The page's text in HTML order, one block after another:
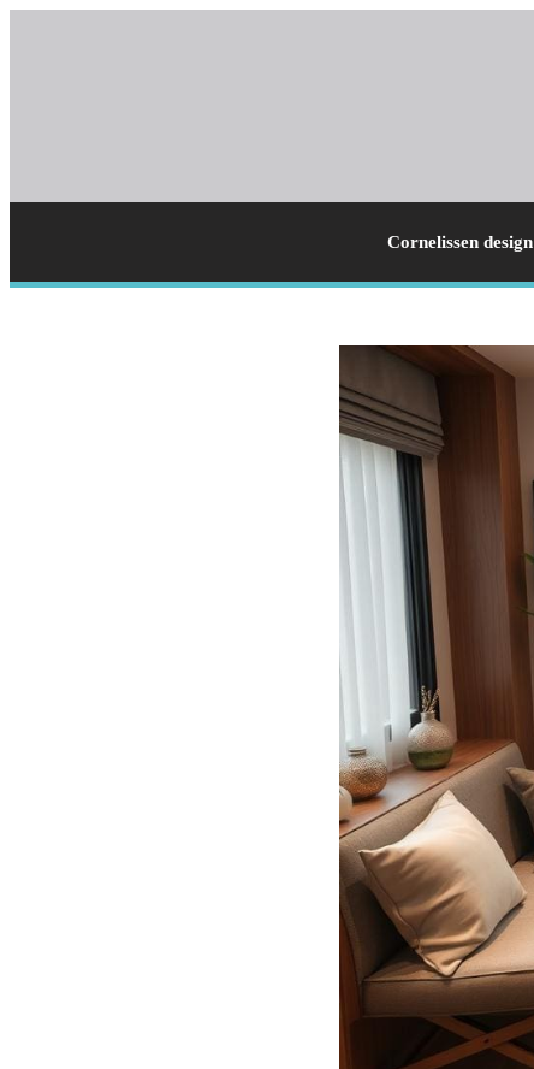
Cornelissen design